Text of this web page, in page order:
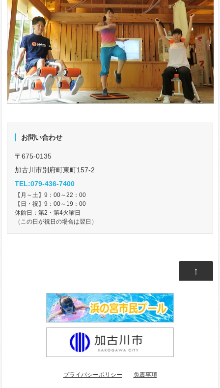
お問い合わせ
〒675-0135
加古川市別府町東町157-2
TEL:079-436-7400
【月～土】9：00～22：00
【日・祝】9：00～19：00
休館日：第2・第4火曜日
（この日が祝日の場合は翌日）
↑
プライバシーポリシー 免責事項